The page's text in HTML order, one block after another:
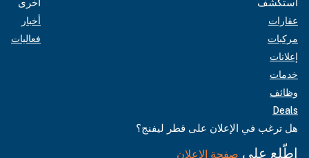
عقارات
مركبات
إعلانات
خدمات
وظائف
Deals
أخبار
فعاليات
هل ترغب في الإعلان على قطر ليفنج؟
اطّلع على صفحة الإعلان